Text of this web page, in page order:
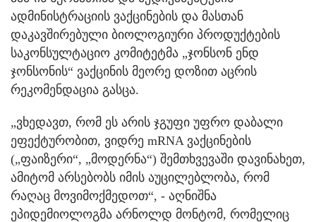
ადმინისტრაციის ვაქცინების და მასთან
დაკავშირებული ბიოლოგიური პროდუქტების
საკონსულტაციო კომიტეტმა „ჯონსონ ენდ
ჯონსონის“ ვაქცინის მეორე დოზით აცრის
რეკომენდაცია გასცა.
„ვხედავთ, რომ ეს არის ჯგუფი უფრო დაბალი
ეფექტურობით, ვიდრე mRNA ვაქცინების
(„ფაიზერი“, „მოდერნა“) შემთხვევაში დავინახეთ,
ამიტომ არსებობს იმის აუცილებლობა, რომ
რაღაც მოვიმოქმედოთ“, - აღნიშნა
ეპიდემიოლოგმა არნოლდ მონტომ, რომელიც